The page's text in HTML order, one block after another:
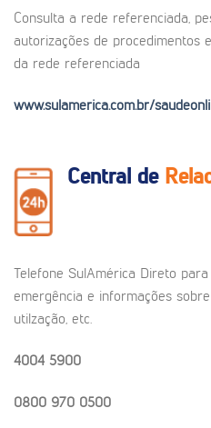
Consulta a rede referenciada,
autorizações de procedimentos
da rede referenciada
www.sulamerica.com.br/
Central de
Telefone SulAmérica Direto
emergência e informações
utilzação, etc.
4004 5900
0800 970 0500